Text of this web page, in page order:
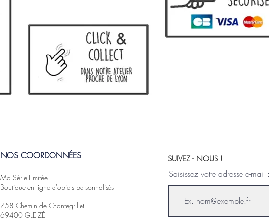
NOS COORDONNÉES
Ma Série Limitée
Boutique en ligne d'objets personnalisés
758 Chemin de Chantegrillet
69400 GLEIZÉ
SUIVEZ - NOUS !
Saisissez votre adresse e-mail :